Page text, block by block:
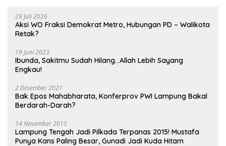
29 Juli 2026
Aksi WO Fraksi Demokrat Metro, Hubungan PD – Walikota
Retak?
19 Juni 2023
Ibunda, Sakitmu Sudah Hilang…Allah Lebih Sayang
Engkau!
2 Desember 2021
Bak Epos Mahabharata, Konferprov PWI Lampung Bakal
Berdarah-Darah?
14 November 2015
Lampung Tengah Jadi Pilkada Terpanas 2015! Mustafa
Punya Kans Paling Besar, Gunadi Jadi Kuda Hitam